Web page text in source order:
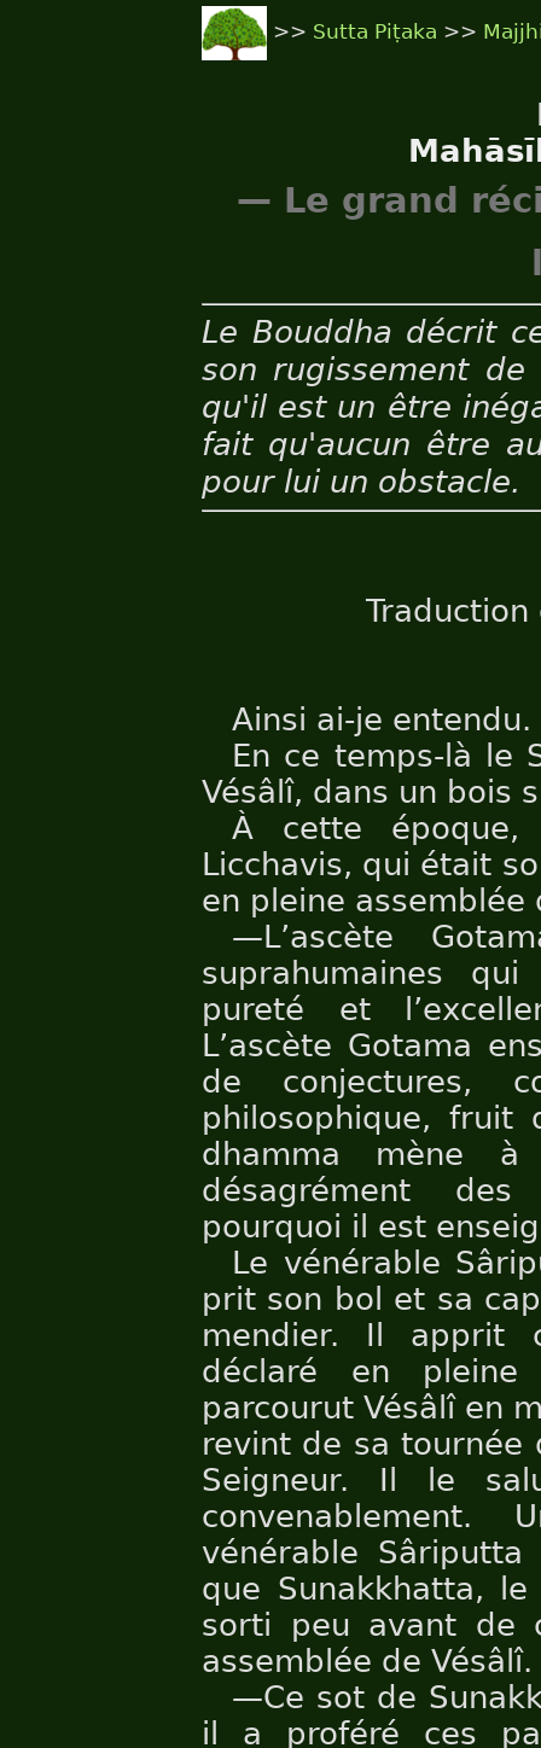
>> Sutta Piṭaka >>
— Le grand
Le Bouddha décrit
son rugissement
qu'il est un être
fait qu'aucun être
pour lui un obstacle.
Traduction
Ainsi ai-je entendu.
En ce temps-là le
Vésâlî, dans un bois
À cette époque,
Licchavis, qui était
en pleine assemblée
—L’ascète
suprahumaines
pureté et
L’ascète Gotama
de conjectures,
philosophique, fruit
dhamma mène
désagrément
pourquoi il est
Le vénérable
prit son bol et sa
mendier. Il apprit
déclaré en
parcourut Vésâlî en
revint de sa tournée
Seigneur. Il le
vénérable
que Sunakkhatta,
sorti peu avant de
assemblée de
—Ce sot de
il a proféré ces